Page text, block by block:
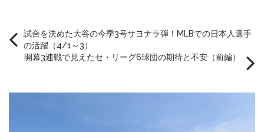
試合を決めた大谷の今季3号サヨナラ弾！MLBでの日本人選手
の活躍（4/1～3）
開幕3連戦で見えたセ・リーグ6球団の期待と不安（前編）